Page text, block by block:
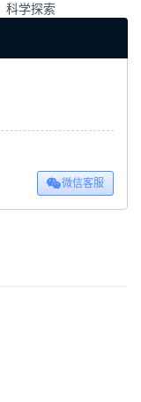
科学探索
微信客服